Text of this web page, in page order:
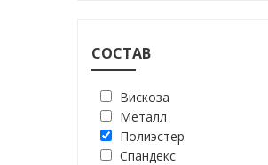
черный
шоколад
СОСТАВ
Вискоза
Металл
Полиэстер
Спандекс